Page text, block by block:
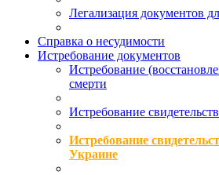
Легализация документов
Справка о несудимости
Истребование документов
Истребование
смерти
Истребование
Истребование
Украине